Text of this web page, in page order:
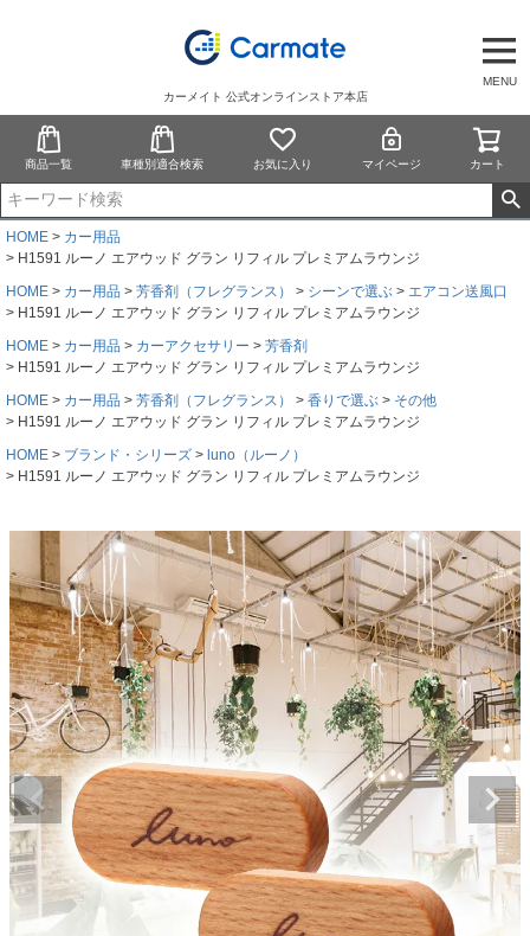
MENU
カーメイト 公式オンラインストア本店
商品一覧 車種別適合検索 お気に入り マイページ カート
HOME
カー用品
H1591 ルーノ エアウッド グラン リフィル プレミアムラウンジ
HOME
カー用品 芳香剤（フレグランス） シーンで選ぶ
エアコン送風口
H1591 ルーノ エアウッド グラン リフィル プレミアムラウンジ
HOME
カー用品 カーアクセサリー
芳香剤
H1591 ルーノ エアウッド グラン リフィル プレミアムラウンジ
HOME
カー用品 芳香剤（フレグランス） 香りで選ぶ
その他
H1591 ルーノ エアウッド グラン リフィル プレミアムラウンジ
HOME
ブランド・シリーズ
luno（ルーノ）
H1591 ルーノ エアウッド グラン リフィル プレミアムラウンジ